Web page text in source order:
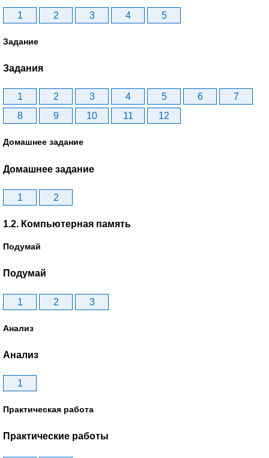
1 2 3 4 5
Задание
Задания
1 2 3 4 5 6
7
8
9 10 11 12
Домашнее задание
Домашнее задание
1 2
1.2. Компьютерная память
Подумай
Подумай
1 2 3
Анализ
Анализ
1
Практическая работа
Практические работы